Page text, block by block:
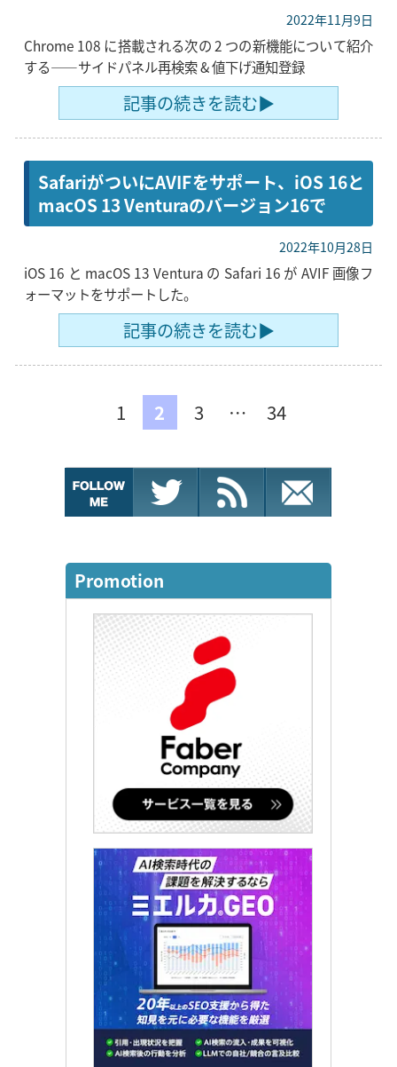
2022年11月9日
Chrome 108 に搭載される次の 2 つの新機能について紹介
する――サイドパネル再検索 & 値下げ通知登録
記事の続きを読む▶
SafariがついにAVIFをサポート、iOS 16と
macOS 13 Venturaのバージョン16で
2022年10月28日
iOS 16 と macOS 13 Ventura の Safari 16 が AVIF 画像フ
ォーマットをサポートした。
記事の続きを読む▶
1 2 3 … 34
Promotion